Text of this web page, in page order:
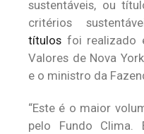
sustentáveis, ou
critérios
títulos foi realizado
Valores de Nova
e o ministro da
“Este é o maior
pelo Fundo Clima.